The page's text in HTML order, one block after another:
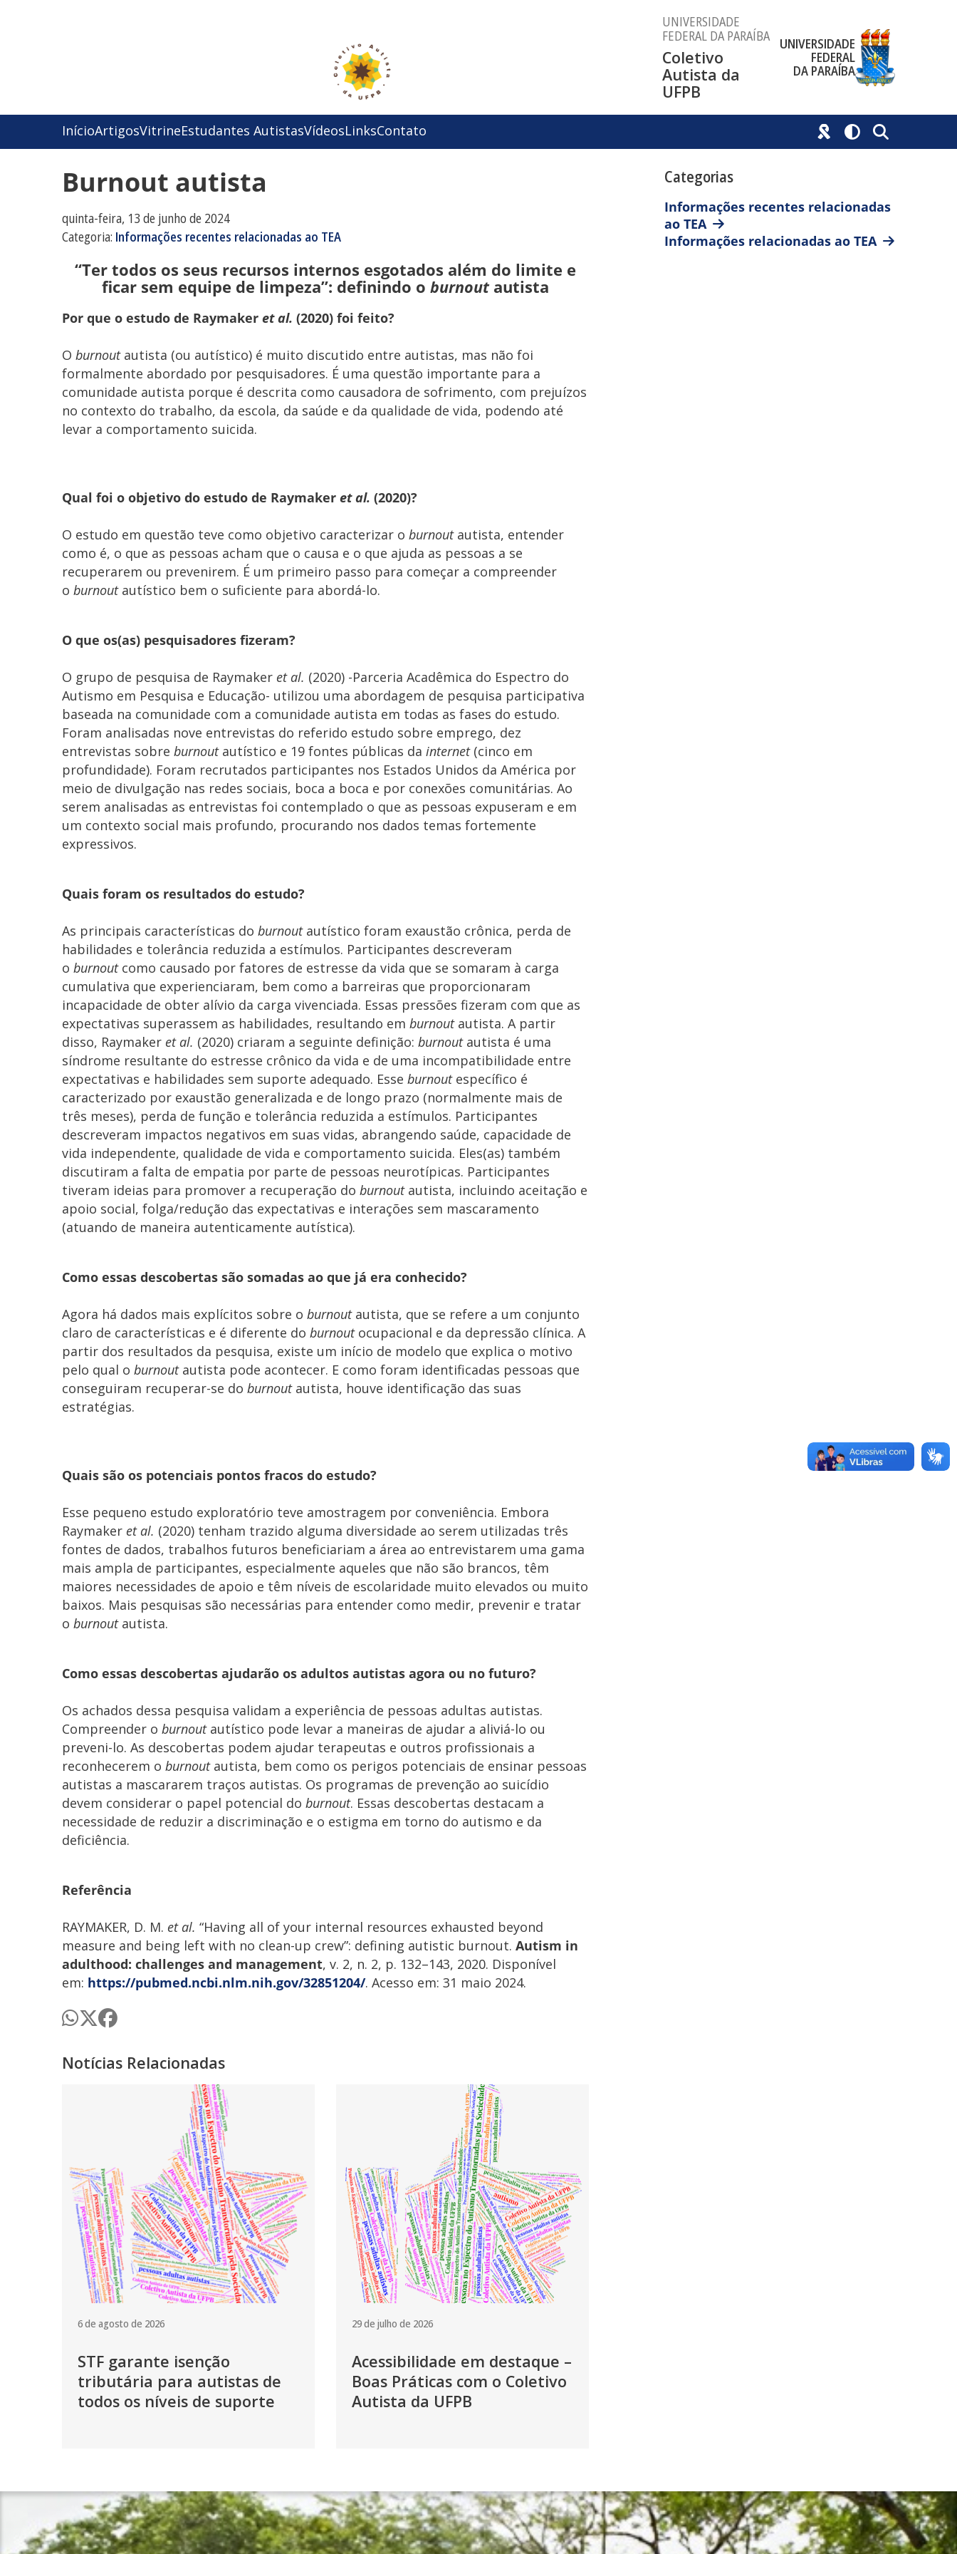
UNIVERSIDADE
FEDERAL DA PARAÍBA
Coletivo
Autista da
UFPB
UNIVERSIDADE
FEDERAL
DA PARAÍBA
InícioArtigosVitrineEstudantes AutistasVídeosLinksContato
Categorias
Informações recentes relacionadas
ao TEA
Informações relacionadas ao TEA
Burnout autista
quinta-feira, 13 de junho de 2024
Categoria: Informações recentes relacionadas ao TEA
“Ter todos os seus recursos internos esgotados além do limite e
ficar sem equipe de limpeza”: definindo o burnoutautista
Por que o estudo de Raymaker et al. (2020) foi feito?
O burnoutautista (ou autístico) é muito discutido entre autistas, mas não foi
formalmente abordado por pesquisadores. É uma questão importante para a
comunidade autista porque é descrita como causadora de sofrimento, com prejuízos
no contexto do trabalho, da escola, da saúde e da qualidade de vida, podendo até
levar a comportamento suicida.
Qual foi o objetivo do estudo de Raymaker et al. (2020)?
O estudo em questão teve como objetivo caracterizar o burnoutautista, entender
como é, o que as pessoas acham que o causa e o que ajuda as pessoas a se
recuperarem ou prevenirem. É um primeiro passo para começar a compreender
o burnoutautístico bem o suficiente para abordá-lo.
O que os(as) pesquisadores fizeram?
O grupo de pesquisa de Raymaker et al. (2020) -Parceria Acadêmica do Espectro do
Autismo em Pesquisa e Educação- utilizou uma abordagem de pesquisa participativa
baseada na comunidade com a comunidade autista em todas as fases do estudo.
Foram analisadas nove entrevistas do referido estudo sobre emprego, dez
entrevistas sobre burnoutautístico e 19 fontes públicas da internet (cinco em
profundidade). Foram recrutados participantes nos Estados Unidos da América por
meio de divulgação nas redes sociais, boca a boca e por conexões comunitárias. Ao
serem analisadas as entrevistas foi contemplado o que as pessoas expuseram e em
um contexto social mais profundo, procurando nos dados temas fortemente
expressivos.
Quais foram os resultados do estudo?
As principais características do burnoutautístico foram exaustão crônica, perda de
habilidades e tolerância reduzida a estímulos. Participantes descreveram
o burnoutcomo causado por fatores de estresse da vida que se somaram à carga
cumulativa que experienciaram, bem como a barreiras que proporcionaram
incapacidade de obter alívio da carga vivenciada. Essas pressões fizeram com que as
expectativas superassem as habilidades, resultando em burnoutautista. A partir
disso, Raymaker et al. (2020) criaram a seguinte definição: burnout autista é uma
síndrome resultante do estresse crônico da vida e de uma incompatibilidade entre
expectativas e habilidades sem suporte adequado. Esse burnoutespecífico é
caracterizado por exaustão generalizada e de longo prazo (normalmente mais de
três meses), perda de função e tolerância reduzida a estímulos. Participantes
descreveram impactos negativos em suas vidas, abrangendo saúde, capacidade de
vida independente, qualidade de vida e comportamento suicida. Eles(as) também
discutiram a falta de empatia por parte de pessoas neurotípicas. Participantes
tiveram ideias para promover a recuperação do burnoutautista, incluindo aceitação e
apoio social, folga/redução das expectativas e interações sem mascaramento
(atuando de maneira autenticamente autística).
Como essas descobertas são somadas ao que já era conhecido?
Agora há dados mais explícitos sobre o burnoutautista, que se refere a um conjunto
claro de características e é diferente do burnoutocupacional e da depressão clínica. A
partir dos resultados da pesquisa, existe um início de modelo que explica o motivo
pelo qual o burnoutautista pode acontecer. E como foram identificadas pessoas que
conseguiram recuperar-se do burnoutautista, houve identificação das suas
estratégias.
Quais são os potenciais pontos fracos do estudo?
Esse pequeno estudo exploratório teve amostragem por conveniência. Embora
Raymaker et al. (2020) tenham trazido alguma diversidade ao serem utilizadas três
fontes de dados, trabalhos futuros beneficiariam a área ao entrevistarem uma gama
mais ampla de participantes, especialmente aqueles que não são brancos, têm
maiores necessidades de apoio e têm níveis de escolaridade muito elevados ou muito
baixos. Mais pesquisas são necessárias para entender como medir, prevenir e tratar
o burnoutautista.
Como essas descobertas ajudarão os adultos autistas agora ou no futuro?
Os achados dessa pesquisa validam a experiência de pessoas adultas autistas.
Compreender o burnoutautístico pode levar a maneiras de ajudar a aliviá-lo ou
preveni-lo. As descobertas podem ajudar terapeutas e outros profissionais a
reconhecerem o burnoutautista, bem como os perigos potenciais de ensinar pessoas
autistas a mascararem traços autistas. Os programas de prevenção ao suicídio
devem considerar o papel potencial do burnout. Essas descobertas destacam a
necessidade de reduzir a discriminação e o estigma em torno do autismo e da
deficiência.
Referência
RAYMAKER, D. M. et al. “Having all of your internal resources exhausted beyond
measure and being left with no clean-up crew”: defining autistic burnout. Autism in
adulthood: challenges and management, v. 2, n. 2, p. 132–143, 2020. Disponível
em: https://pubmed.ncbi.nlm.nih.gov/32851204/. Acesso em: 31 maio 2024.
Notícias Relacionadas
6 de agosto de 2026
STF garante isenção
tributária para autistas de
todos os níveis de suporte
29 de julho de 2026
Acessibilidade em destaque –
Boas Práticas com o Coletivo
Autista da UFPB